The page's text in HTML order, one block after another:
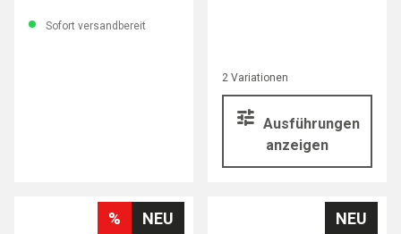
Sofort versandbereit
2 Variationen
Ausführungen
anzeigen
NEU
% NEU